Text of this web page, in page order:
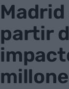
Madrid
partir